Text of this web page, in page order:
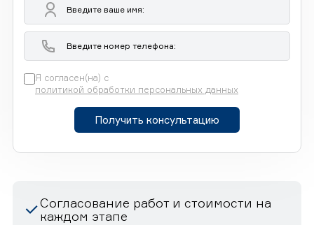
Я согласен(на) с
политикой обработки персональных данных
Получить консультацию
Согласование работ и стоимости на
каждом этапе